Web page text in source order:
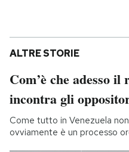
ALTRE STORIE
Com’è che adesso il
incontra gli
Come tutto in Venezuela
ovviamente è un processo